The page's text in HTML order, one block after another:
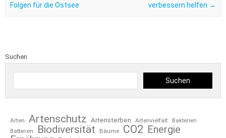
Folgen für die Ostsee
verbessern helfen →
Suchen
Suchen
Arten Artenschutz Artensterben Artenvielfalt
Bakterien
Batterien
Biodiversität Bäume CO2 Energie